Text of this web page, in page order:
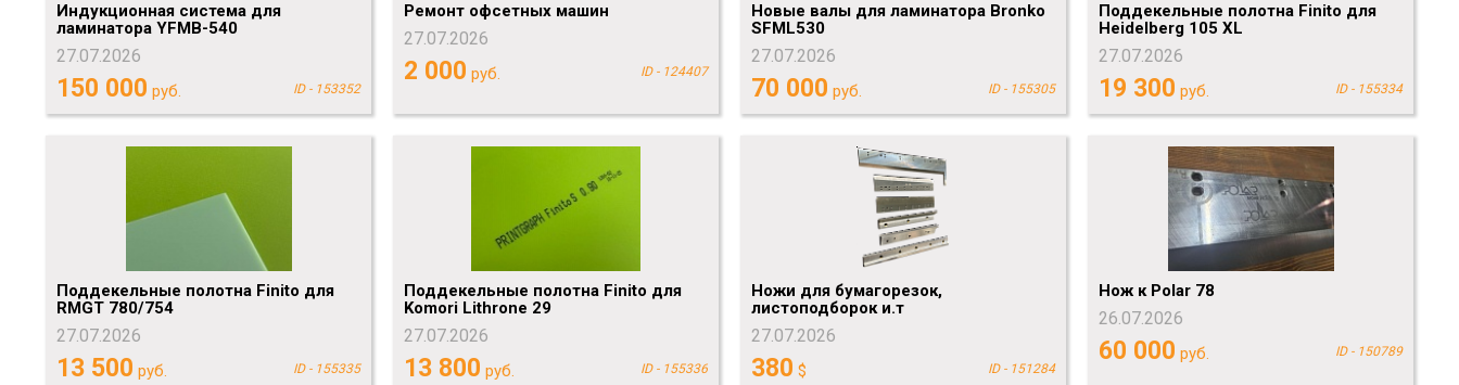
Индукционная система для
ламинатора YFMB-540
27.07.2026
150 000 руб. ID - 153352
Ремонт офсетных машин
27.07.2026
2 000 руб. ID - 124407
Новые валы для ламинатора Bronko
SFML530
27.07.2026
70 000 руб. ID - 155305
Поддекельные полотна Finito для
Heidelberg 105 XL
27.07.2026
19 300 руб. ID - 155334
Поддекельные полотна Finito для
RMGT 780/754
27.07.2026
13 500 руб. ID - 155335
Поддекельные полотна Finito для
Komori Lithrone 29
27.07.2026
13 800 руб. ID - 155336
Ножи для бумагорезок,
листоподборок и.т
27.07.2026
380 $ ID - 151284
Нож к Polar 78
26.07.2026
60 000 руб. ID - 150789